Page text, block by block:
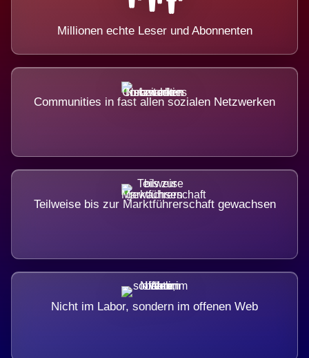
Millionen echte Leser und Abonnenten
Communities in fast allen sozialen Netzwerken
Teilweise bis zur Marktführerschaft gewachsen
Nicht im Labor, sondern im offenen Web